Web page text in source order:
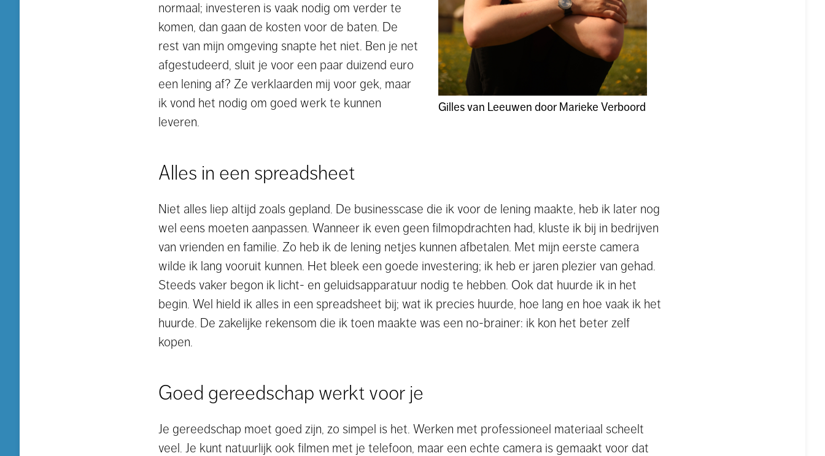
Gilles van Leeuwen door Marieke Verboord
normaal; investeren is vaak nodig om verder te
komen, dan gaan de kosten voor de baten. De
rest van mijn omgeving snapte het niet. Ben je net
afgestudeerd, sluit je voor een paar duizend euro
een lening af? Ze verklaarden mij voor gek, maar
ik vond het nodig om goed werk te kunnen
leveren.
Alles in een spreadsheet
Niet alles liep altijd zoals gepland. De businesscase die ik voor de lening maakte, heb ik later nog
wel eens moeten aanpassen. Wanneer ik even geen filmopdrachten had, kluste ik bij in bedrijven
van vrienden en familie. Zo heb ik de lening netjes kunnen afbetalen. Met mijn eerste camera
wilde ik lang vooruit kunnen. Het bleek een goede investering; ik heb er jaren plezier van gehad.
Steeds vaker begon ik licht- en geluidsapparatuur nodig te hebben. Ook dat huurde ik in het
begin. Wel hield ik alles in een spreadsheet bij; wat ik precies huurde, hoe lang en hoe vaak ik het
huurde. De zakelijke rekensom die ik toen maakte was een no-brainer: ik kon het beter zelf
kopen.
Goed gereedschap werkt voor je
Je gereedschap moet goed zijn, zo simpel is het. Werken met professioneel materiaal scheelt
veel. Je kunt natuurlijk ook filmen met je telefoon, maar een echte camera is gemaakt voor dat